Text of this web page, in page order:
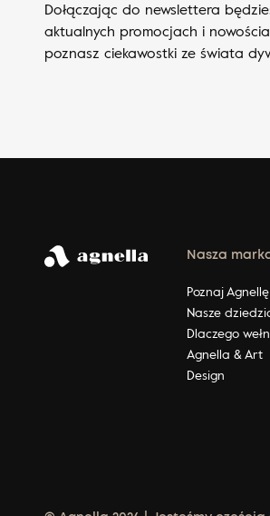
Dołączając do newslettera
aktualnych promocjach i
poznasz ciekawostki ze świata
Nasza
Poznaj Agnellę
Nasze
Dlaczego
Agnella & Art
Design